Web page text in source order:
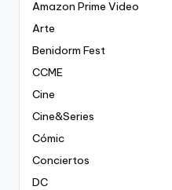
Amazon Prime Video
Arte
Benidorm Fest
CCME
Cine
Cine&Series
Cómic
Conciertos
DC